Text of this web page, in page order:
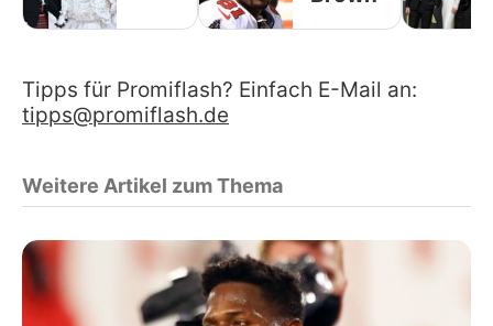
Tipps für Promiflash? Einfach E-Mail an:
tipps@promiflash.de
Weitere Artikel zum Thema